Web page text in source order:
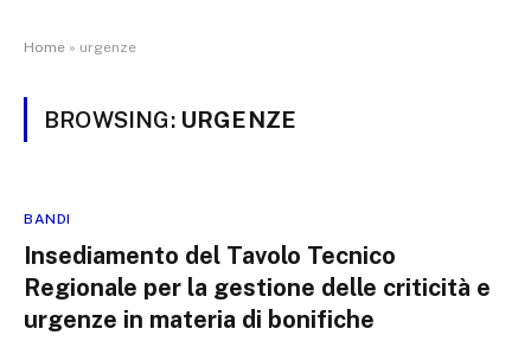
Home » urgenze
BROWSING: URGENZE
BANDI
Insediamento del Tavolo Tecnico
Regionale per la gestione delle criticità e
urgenze in materia di bonifiche